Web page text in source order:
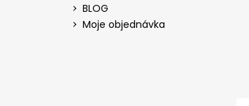
BLOG
Moje objednávka